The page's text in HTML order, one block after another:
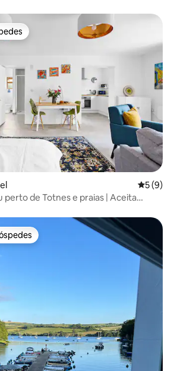
5 de
5 (9)
perto de Totnes e praias | Aceita
dos hóspedes